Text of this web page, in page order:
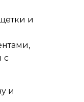
и
с
и